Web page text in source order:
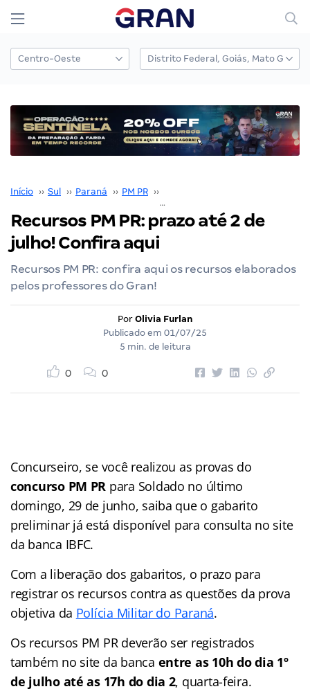
Início ›› Sul ›› Paraná ›› PM PR ››
Recursos PM PR: prazo até 2 de
julho! Confira aqui
Recursos PM PR: confira aqui os recursos elaborados
pelos professores do Gran!
Por Olivia Furlan
Publicado em 01/07/25
5 min. de leitura
0 0
Concurseiro, se você realizou as provas do
concurso PM PR para Soldado no último
domingo, 29 de junho, saiba que o gabarito
preliminar já está disponível para consulta no site
da banca IBFC.
Com a liberação dos gabaritos, o prazo para
registrar os recursos contra as questões da prova
objetiva da Polícia Militar do Paraná.
Os recursos PM PR deverão ser registrados
também no site da banca entre as 10h do dia 1º
de julho até as 17h do dia 2, quarta-feira.